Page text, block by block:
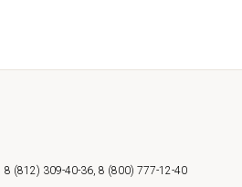
8 (812) 309-40-36, 8 (800) 777-12-40